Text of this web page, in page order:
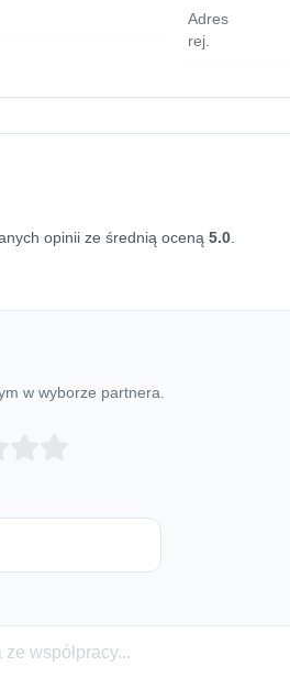
Adres
rej.
opinii ze średnią oceną 5.0
w wyborze partnera.